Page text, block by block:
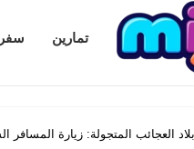
تمارين سفر
العجائب المتجولة: زيارة المسافر